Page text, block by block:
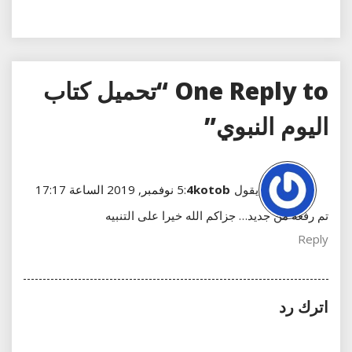
One Reply to “تحميل كتاب
اليوم النبوي”
يقول 4kotob
:5 نوفمبر, 2019 الساعة 17:17
تم رفعه من جديد… جزاكم الله خيرا على التنبيه
Reply
اترك رد